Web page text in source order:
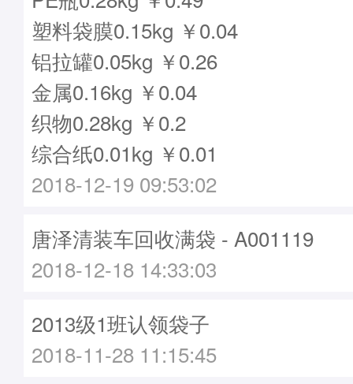
塑料袋膜0.15kg ￥0.04
铝拉罐0.05kg ￥0.26
金属0.16kg ￥0.04
织物0.28kg ￥0.2
综合纸0.01kg ￥0.01
2018-12-19 09:53:02
唐泽清装车回收满袋 - A001119
2018-12-18 14:33:03
2013级1班认领袋子
2018-11-28 11:15:45